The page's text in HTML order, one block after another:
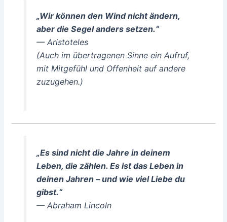
„Wir können den Wind nicht ändern,
aber die Segel anders setzen.“
— Aristoteles
(Auch im übertragenen Sinne ein Aufruf,
mit Mitgefühl und Offenheit auf andere
zuzugehen.)
„Es sind nicht die Jahre in deinem
Leben, die zählen. Es ist das Leben in
deinen Jahren – und wie viel Liebe du
gibst.“
— Abraham Lincoln